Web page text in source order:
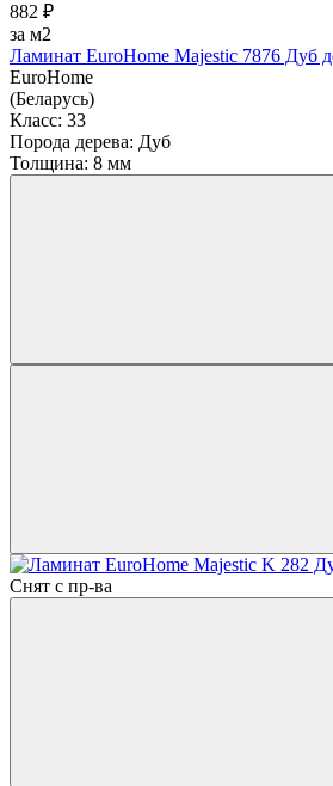
882 ₽
за м2
Ламинат EuroHome Majestic 7876 Дуб
EuroHome
(Беларусь)
Класс: 33
Порода дерева: Дуб
Толщина: 8 мм
Снят с пр-ва